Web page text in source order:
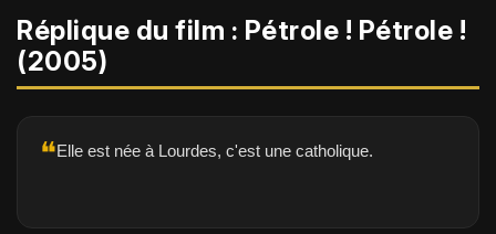
Réplique du film : Pétrole ! Pétrole !
(2005)
❝Elle est née à Lourdes, c'est une catholique.